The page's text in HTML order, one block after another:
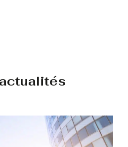
s’appuie sur un réseau de
propriétaires,
immobiliers.
immobiliers